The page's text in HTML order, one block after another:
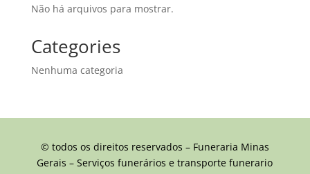
Não há arquivos para mostrar.
Categories
Nenhuma categoria
© todos os direitos reservados – Funeraria Minas
Gerais – Serviços funerários e transporte funerario